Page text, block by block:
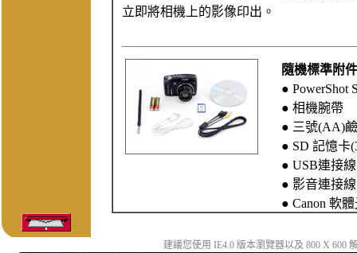
立即將相機上的影像印出。
隨機標準附件
● PowerShot
● 相機腕帶
● 三號(AA)
● SD 記憶卡
● USB連接
● 影音連接
● Canon 軟
建議您使用 IE4.0 版本瀏覽器以及 800 X 600